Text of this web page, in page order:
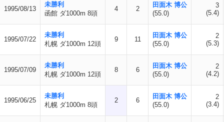
1995/08/13
未勝利
函館 ダ1000m 8頭
4 2
田面木 博公
(55.0)
3
(5.4)
1995/07/22
未勝利
札幌 ダ1000m 12頭
9 11
田面木 博公
(55.0)
2
(5.3)
1995/07/09
未勝利
札幌 ダ1000m 12頭
8 6
田面木 博公
(55.0)
2
(4.2)
1995/06/25
未勝利
札幌 ダ1000m 8頭
2 6
田面木 博公
(55.0)
2
(3.4)